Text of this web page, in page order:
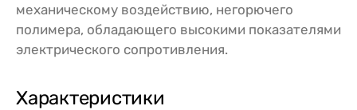
механическому воздействию, негорючего
полимера, обладающего высокими показателями
электрического сопротивления.
Характеристики